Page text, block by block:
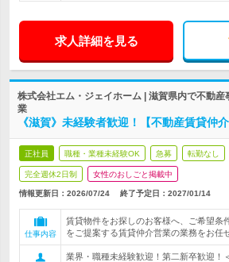
求人詳細を見る
株式会社エム・ジェイホーム | 滋賀県内で不動
業
《滋賀》未経験者歓迎！【不動産賃貸仲
正社員 職種・業種未経験OK 急募 転勤なし
完全週休2日制 女性のおしごと掲載中
情報更新日：2026/07/24 終了予定日： 2027/01/14
仕事内容
賃貸物件をお探しのお客様へ、ご希望条
をご提案する賃貸仲介営業の業務をお任
業界・職種未経験歓迎！第二新卒歓迎！